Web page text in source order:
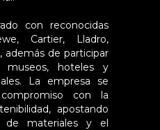
con reconocidas
Cartier, Lladro,
además de participar
museos, hoteles y
La empresa se
con la
apostando
de materiales y el